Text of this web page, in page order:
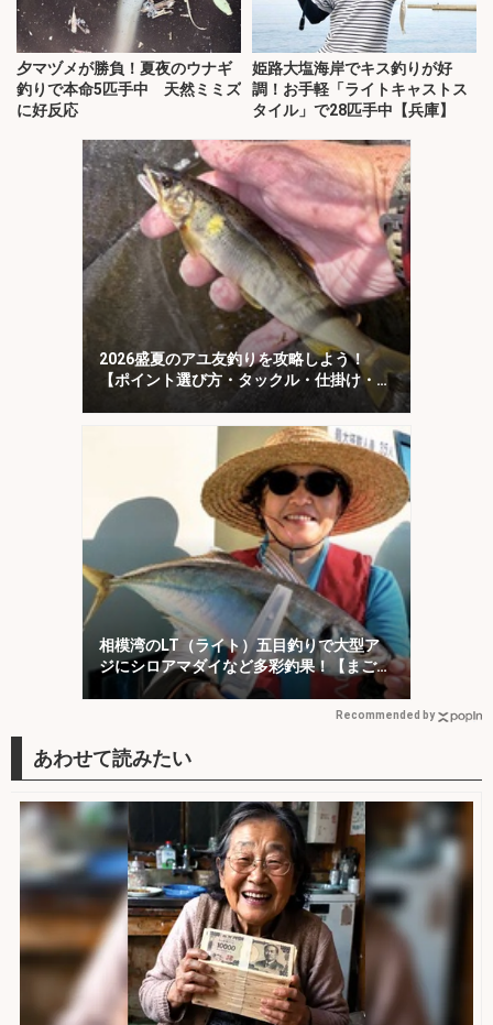
夕マヅメが勝負！夏夜のウナギ
釣りで本命5匹手中 天然ミミズ
に好反応
姫路大塩海岸でキス釣りが好
調！お手軽「ライトキャストス
タイル」で28匹手中【兵庫】
2026盛夏のアユ友釣りを攻略しよう！
【ポイント選び方・タックル・仕掛け・釣
相模湾のLT（ライト）五目釣りで大型ア
ジにシロアマダイなど多彩釣果！【まごう
の丸】
Recommended by